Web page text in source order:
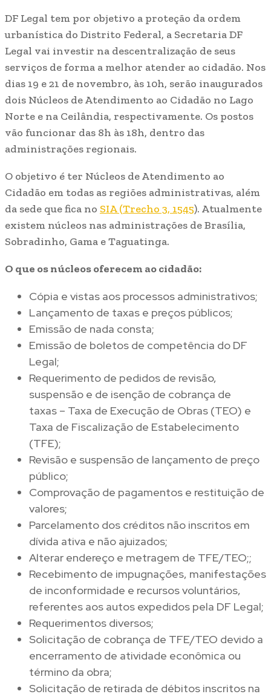
DF Legal tem por objetivo a proteção da ordem
urbanística do Distrito Federal, a Secretaria DF
Legal vai investir na descentralização de seus
serviços de forma a melhor atender ao cidadão. Nos
dias 19 e 21 de novembro, às 10h, serão inaugurados
dois Núcleos de Atendimento ao Cidadão no Lago
Norte e na Ceilândia, respectivamente. Os postos
vão funcionar das 8h às 18h, dentro das
administrações regionais.
O objetivo é ter Núcleos de Atendimento ao
Cidadão em todas as regiões administrativas, além
da sede que fica no SIA (Trecho 3, 1545). Atualmente
existem núcleos nas administrações de Brasília,
Sobradinho, Gama e Taguatinga.
O que os núcleos oferecem ao cidadão:
Cópia e vistas aos processos administrativos;
Lançamento de taxas e preços públicos;
Emissão de nada consta;
Emissão de boletos de competência do DF
Legal;
Requerimento de pedidos de revisão,
suspensão e de isenção de cobrança de
taxas – Taxa de Execução de Obras (TEO) e
Taxa de Fiscalização de Estabelecimento
(TFE);
Revisão e suspensão de lançamento de preço
público;
Comprovação de pagamentos e restituição de
valores;
Parcelamento dos créditos não inscritos em
dívida ativa e não ajuizados;
Alterar endereço e metragem de TFE/TEO;;
Recebimento de impugnações, manifestações
de inconformidade e recursos voluntários,
referentes aos autos expedidos pela DF Legal;
Requerimentos diversos;
Solicitação de cobrança de TFE/TEO devido a
encerramento de atividade econômica ou
término da obra;
Solicitação de retirada de débitos inscritos na